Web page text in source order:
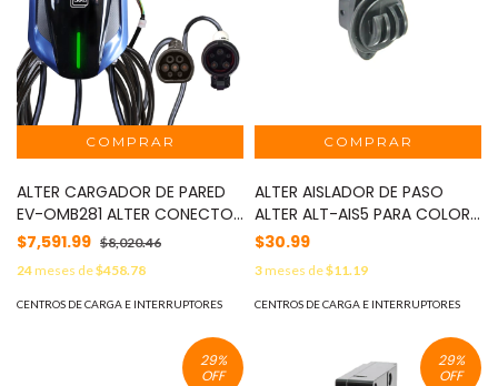
ALTER CARGADOR DE PARED
EV-OMB281 ALTER CONECTOR
DUAL TIPO 1 Y TIPO 2 CON
ENTRADA/SALIDA 120-240VCA
POTENCIA MAX 7.6 KW IP54,
SIN PLUG DE CORRIENTE
$7,591.99 $8,020.46
24meses de$458.78
CENTROS DE CARGA E INTERRUPTORES
ALTER AISLADOR DE PASO
ALTER ALT-AIS5 PARA COLOR
NEGRO PARA CERCAS
ELECTRIFICADAS MOD: ALT-
AIS5 NEGRO
$30.99
3meses de$11.19
CENTROS DE CARGA E INTERRUPTORES
29%
OFF
29%
OFF